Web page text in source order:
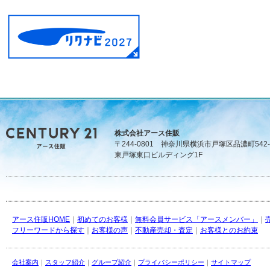
株式会社アース住販
〒244-0801 神奈川県横浜市戸塚区品濃町
東戸塚東口ビルディング1F
アース住販HOME 初めてのお客様 無料会員サービス「アースメンバー」
フリーワードから探す
お客様の声 不動産売却・査定 お客様とのお約束
会社案内 スタッフ紹介 グループ紹介 プライバシーポリシー サイトマップ